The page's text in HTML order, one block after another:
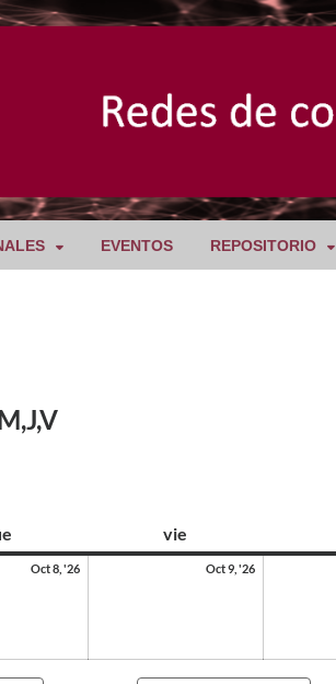
EVENTOS REPOSITORIO
vie
Oct 8, '26 Oct 9, '26